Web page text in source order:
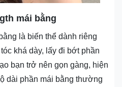
mái bằng
là biến thể dành riêng
khá dày, lấy đi bớt phần
bạn trở nên gọn gàng, hiện
dài phần mái bằng thường